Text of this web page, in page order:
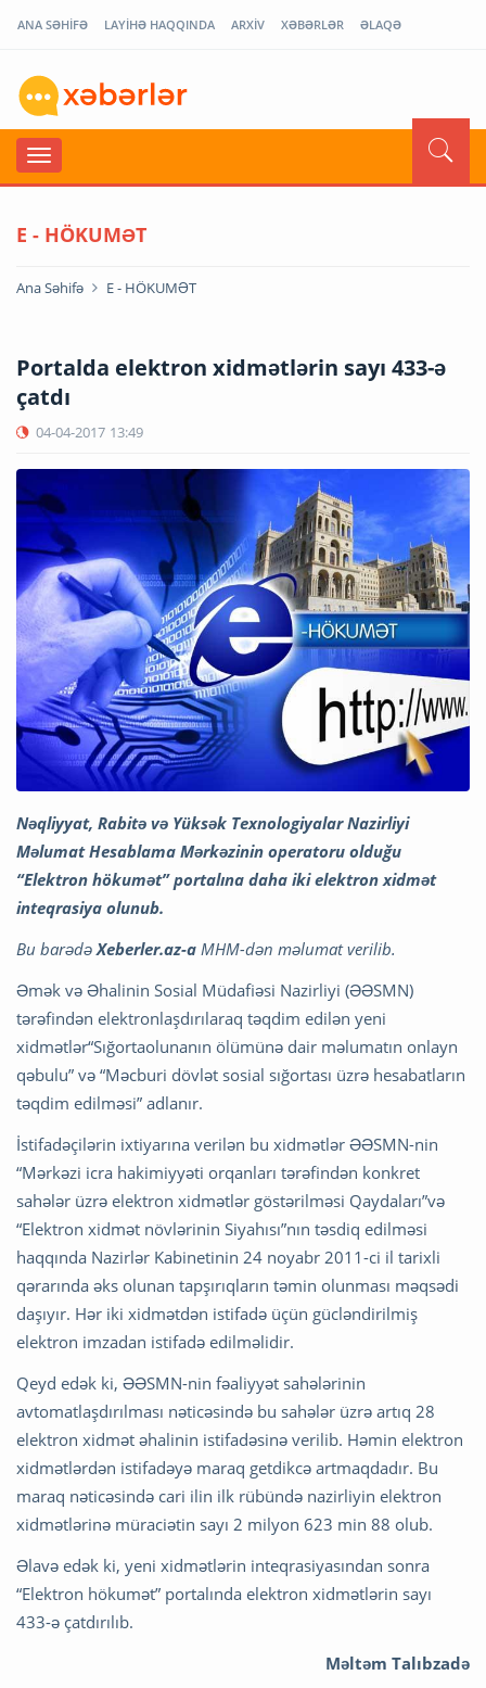
ANA SƏHİFƏ LAYİHƏ HAQQINDA ARXİV XƏBƏRLƏR ƏLAQƏ
E - HÖKUMƏT
Ana Səhifə E - HÖKUMƏT
Portalda elektron xidmətlərin sayı 433-ə
çatdı
04-04-2017 13:49
Nəqliyyat, Rabitə və Yüksək Texnologiyalar Nazirliyi
Məlumat Hesablama Mərkəzinin operatoru olduğu
“Elektron hökumət” portalına daha iki elektron xidmət
inteqrasiya olunub.
Bu barədə Xeberler.az-a MHM-dən məlumat verilib.
Əmək və Əhalinin Sosial Müdafiəsi Nazirliyi (ƏƏSMN)
tərəfindən elektronlaşdırılaraq təqdim edilən yeni
xidmətlər“Sığortaolunanın ölümünə dair məlumatın onlayn
qəbulu” və “Məcburi dövlət sosial sığortası üzrə hesabatların
təqdim edilməsi” adlanır.
İstifadəçilərin ixtiyarına verilən bu xidmətlər ƏƏSMN-nin
“Mərkəzi icra hakimiyyəti orqanları tərəfindən konkret
sahələr üzrə elektron xidmətlər göstərilməsi Qaydaları”və
“Elektron xidmət növlərinin Siyahısı”nın təsdiq edilməsi
haqqında Nazirlər Kabinetinin 24 noyabr 2011-ci il tarixli
qərarında əks olunan tapşırıqların təmin olunması məqsədi
daşıyır. Hər iki xidmətdən istifadə üçün gücləndirilmiş
elektron imzadan istifadə edilməlidir.
Qeyd edək ki, ƏƏSMN-nin fəaliyyət sahələrinin
avtomatlaşdırılması nəticəsində bu sahələr üzrə artıq 28
elektron xidmət əhalinin istifadəsinə verilib. Həmin elektron
xidmətlərdən istifadəyə maraq getdikcə artmaqdadır. Bu
maraq nəticəsində cari ilin ilk rübündə nazirliyin elektron
xidmətlərinə müraciətin sayı 2 milyon 623 min 88 olub.
Əlavə edək ki, yeni xidmətlərin inteqrasiyasından sonra
“Elektron hökumət” portalında elektron xidmətlərin sayı
433-ə çatdırılıb.
Məltəm Talıbzadə